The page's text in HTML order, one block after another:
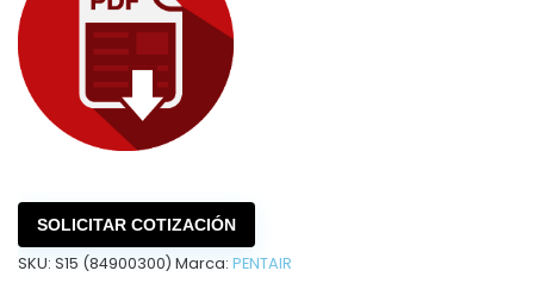
SOLICITAR COTIZACIÓN
SKU: S15 (84900300) Marca: PENTAIR